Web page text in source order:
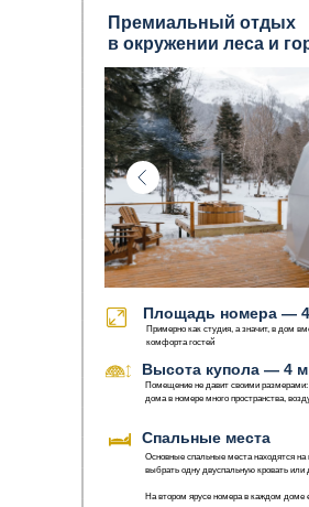
Высота купола — 4 м
Помещение не давит своими
дома в номере много пространства,
Площадь номера —
Примерно как студия, а значит, в дом
комфорта гостей
Премиальный отдых
в окружении леса и
Спальные места
Основные спальные места находятся
выбрать одну двуспальную кровать или
На втором ярусе номера в каждом доме